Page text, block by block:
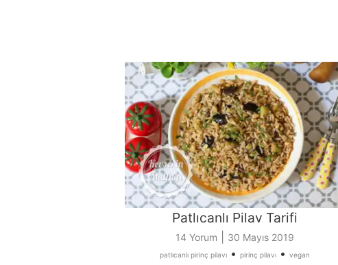
Patlıcanlı Pilav Tarifi
14 Yorum 30 Mayıs 2019
patlıcanlı pirinç pilavı• pirinç pilavı• vegan